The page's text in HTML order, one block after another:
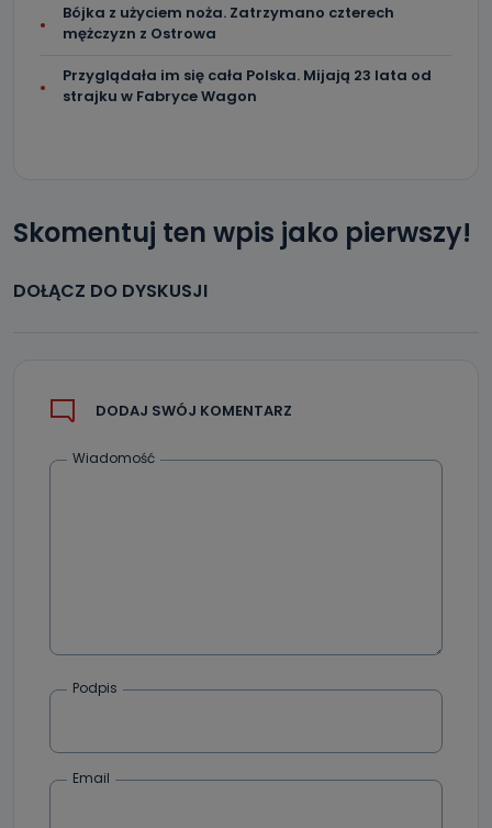
Bójka z użyciem noża. Zatrzymano czterech
mężczyzn z Ostrowa
Przyglądała im się cała Polska. Mijają 23 lata od
strajku w Fabryce Wagon
Skomentuj ten wpis jako pierwszy!
DOŁĄCZ DO DYSKUSJI
DODAJ SWÓJ KOMENTARZ
Wiadomość
Podpis
Email